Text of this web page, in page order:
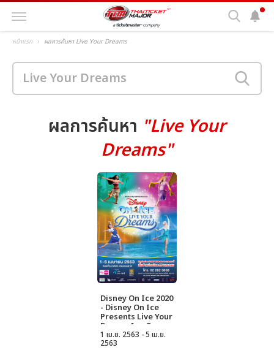
หน้าแรก ผลการค้นหา Live Your Dreams
ผลการค้นหา "Live Your
Dreams"
Disney On Ice 2020
- Disney On Ice
Presents Live Your
Dreams[ยกเลิกการ
เเสดง]
1 เม.ย. 2563 - 5 เม.ย.
2563